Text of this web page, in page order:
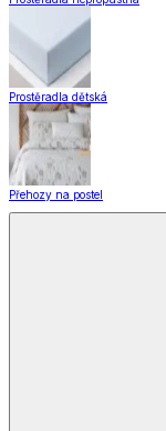
Prostěradla dětská
Přehozy na postel